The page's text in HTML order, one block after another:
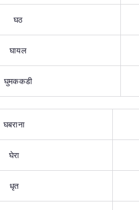
घठ
घायल
घुमककडी
घबराना
घेरा
धृत